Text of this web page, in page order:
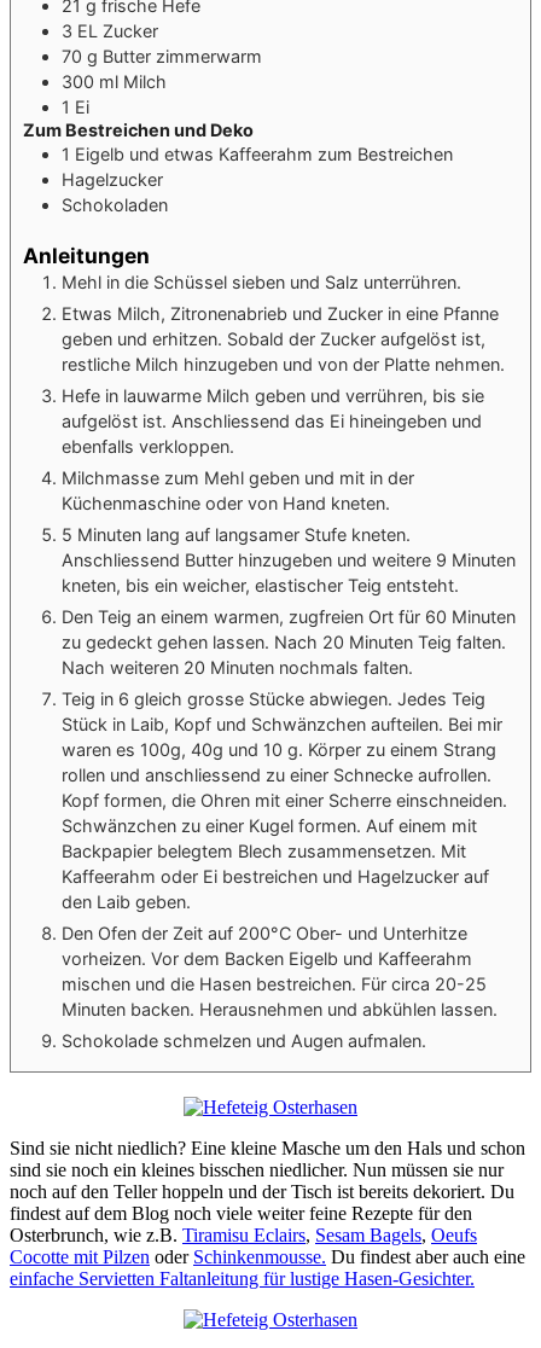
21 g frische Hefe
3 EL Zucker
70 g Butter zimmerwarm
300 ml Milch
1 Ei
Zum Bestreichen und Deko
1 Eigelb und etwas Kaffeerahm zum Bestreichen
Hagelzucker
Schokoladen
Anleitungen
Mehl in die Schüssel sieben und Salz unterrühren.
Etwas Milch, Zitronenabrieb und Zucker in eine Pfanne
geben und erhitzen. Sobald der Zucker aufgelöst ist,
restliche Milch hinzugeben und von der Platte nehmen.
Hefe in lauwarme Milch geben und verrühren, bis sie
aufgelöst ist. Anschliessend das Ei hineingeben und
ebenfalls verkloppen.
Milchmasse zum Mehl geben und mit in der
Küchenmaschine oder von Hand kneten.
5 Minuten lang auf langsamer Stufe kneten.
Anschliessend Butter hinzugeben und weitere 9 Minuten
kneten, bis ein weicher, elastischer Teig entsteht.
Den Teig an einem warmen, zugfreien Ort für 60 Minuten
zu gedeckt gehen lassen. Nach 20 Minuten Teig falten.
Nach weiteren 20 Minuten nochmals falten.
Teig in 6 gleich grosse Stücke abwiegen. Jedes Teig
Stück in Laib, Kopf und Schwänzchen aufteilen. Bei mir
waren es 100g, 40g und 10 g. Körper zu einem Strang
rollen und anschliessend zu einer Schnecke aufrollen.
Kopf formen, die Ohren mit einer Scherre einschneiden.
Schwänzchen zu einer Kugel formen. Auf einem mit
Backpapier belegtem Blech zusammensetzen. Mit
Kaffeerahm oder Ei bestreichen und Hagelzucker auf
den Laib geben.
Den Ofen der Zeit auf 200°C Ober- und Unterhitze
vorheizen. Vor dem Backen Eigelb und Kaffeerahm
mischen und die Hasen bestreichen. Für circa 20-25
Minuten backen. Herausnehmen und abkühlen lassen.
Schokolade schmelzen und Augen aufmalen.
Sind sie nicht niedlich? Eine kleine Masche um den Hals und schon
sind sie noch ein kleines bisschen niedlicher. Nun müssen sie nur
noch auf den Teller hoppeln und der Tisch ist bereits dekoriert. Du
findest auf dem Blog noch viele weiter feine Rezepte für den
Osterbrunch, wie z.B. Tiramisu Eclairs, Sesam Bagels, Oeufs
Cocotte mit Pilzen oder Schinkenmousse. Du findest aber auch eine
einfache Servietten Faltanleitung für lustige Hasen-Gesichter.